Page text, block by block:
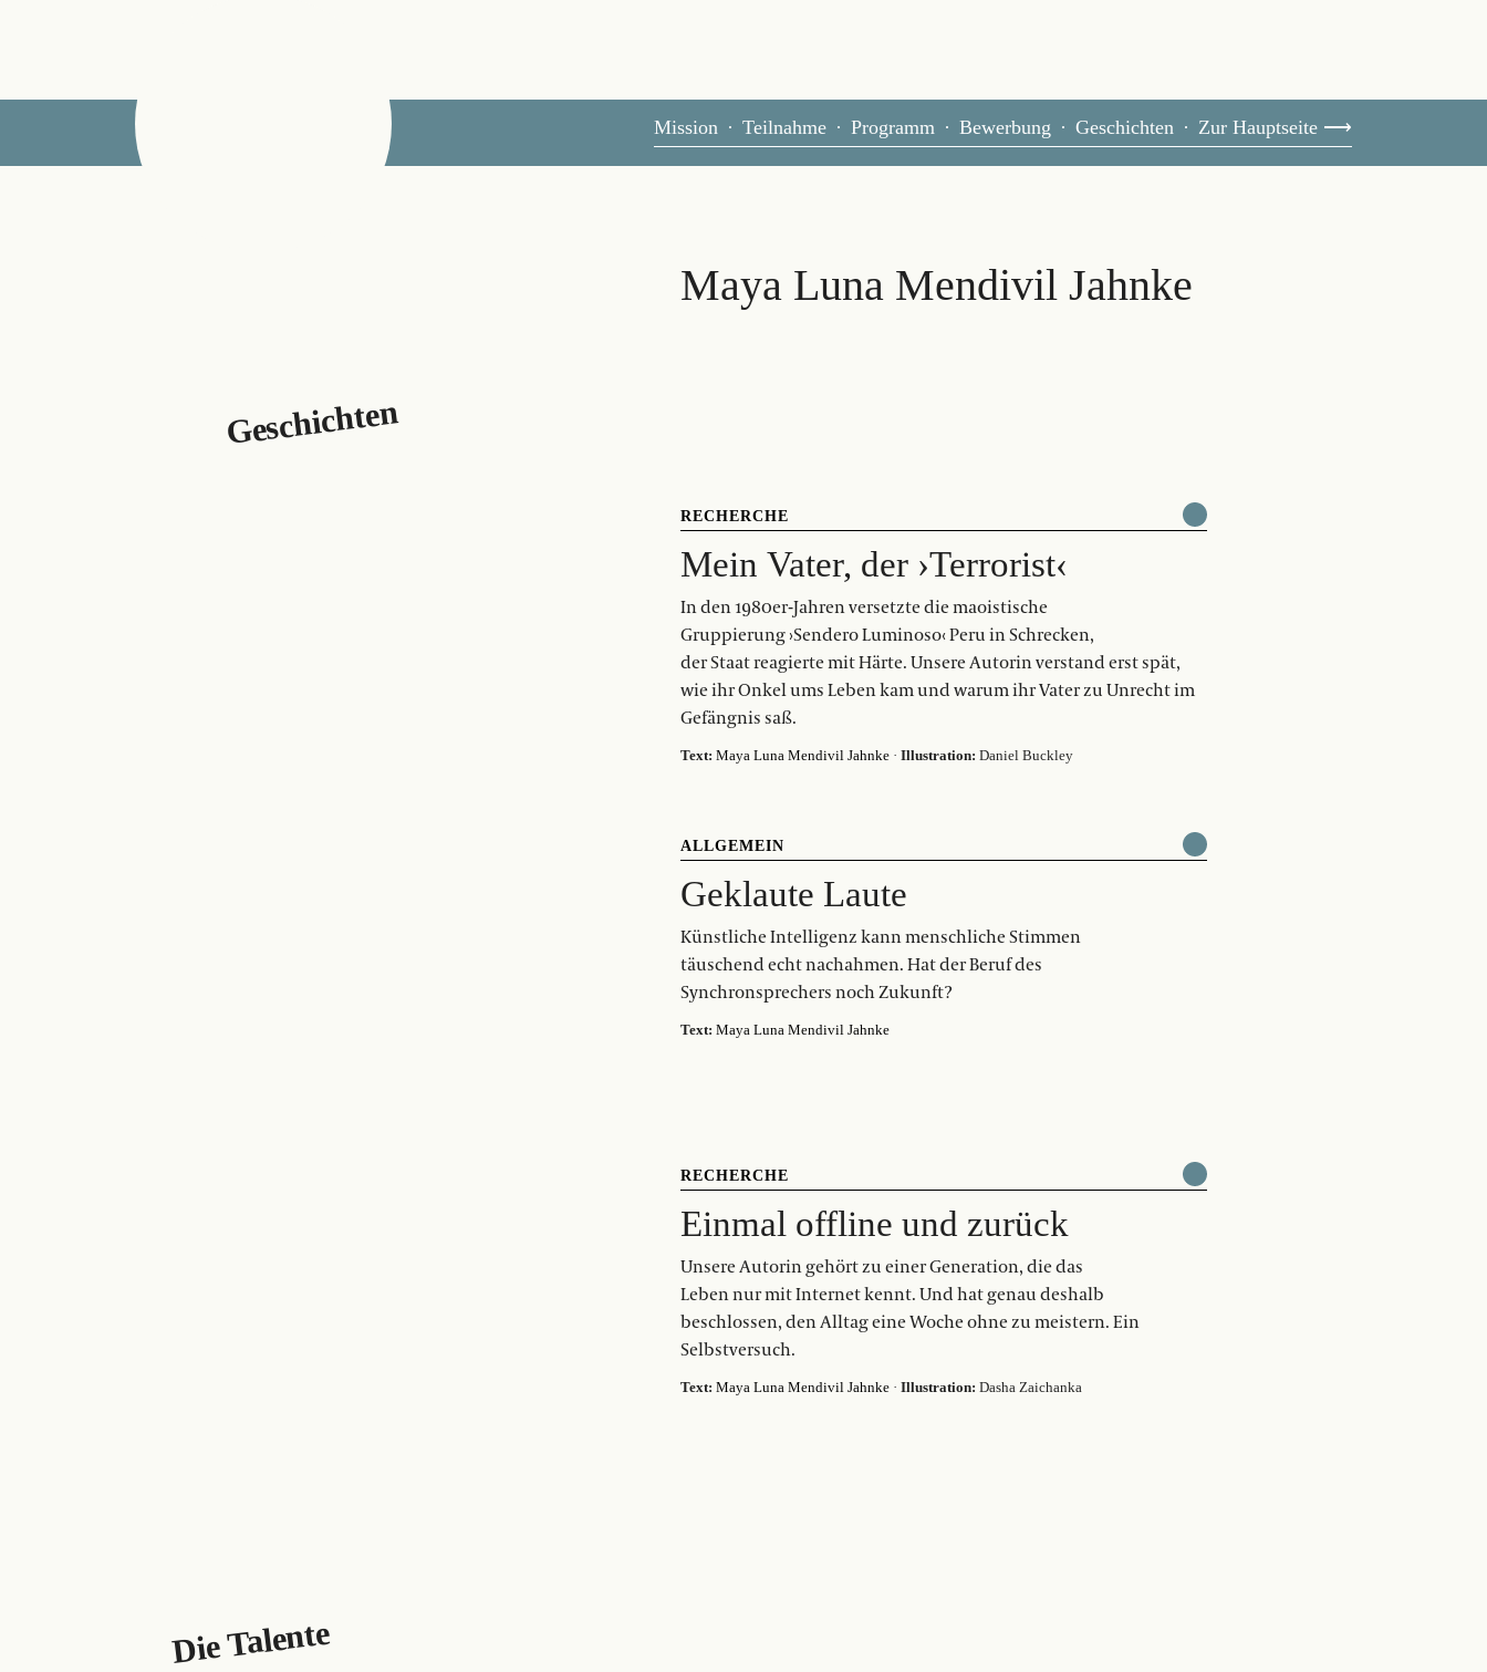
Mission Teilnahme Programm Bewerbung Geschichten Zur Hauptseite ⟶
Maya Luna Mendivil Jahnke
Geschichten
RECHERCHE
Mein Vater, der ›Terrorist‹
In den 1980er-Jahren versetzte die maoistische
Gruppierung ›Sendero Luminoso‹ Peru in Schrecken,
der Staat reagierte mit Härte. Unsere Autorin verstand erst spät,
wie ihr Onkel ums Leben kam und warum ihr Vater zu Unrecht im
Gefängnis saß.
Text: Maya Luna Mendivil Jahnke· Illustration: Daniel Buckley
ALLGEMEIN
Geklaute Laute
Künstliche Intelligenz kann menschliche Stimmen
täuschend echt nachahmen. Hat der Beruf des
Synchronsprechers noch Zukunft?
Text: Maya Luna Mendivil Jahnke
RECHERCHE
Einmal offline und zurück
Unsere Autorin gehört zu einer Generation, die das
Leben nur mit Internet kennt. Und hat genau deshalb
beschlossen, den Alltag eine Woche ohne zu meistern. Ein
Selbstversuch.
Text: Maya Luna Mendivil Jahnke· Illustration: Dasha Zaichanka
Die Talente